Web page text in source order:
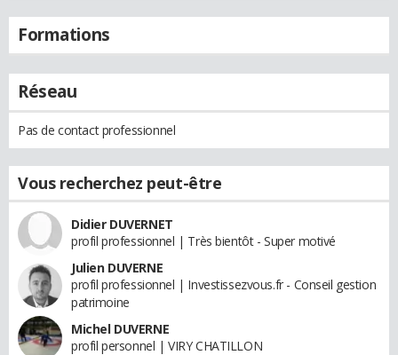
Formations
Réseau
Pas de contact professionnel
Vous recherchez peut-être
Didier DUVERNET
profil professionnel | Très bientôt - Super motivé
Julien DUVERNE
profil professionnel | Investissezvous.fr - Conseil gestion
patrimoine
Michel DUVERNE
profil personnel | VIRY CHATILLON